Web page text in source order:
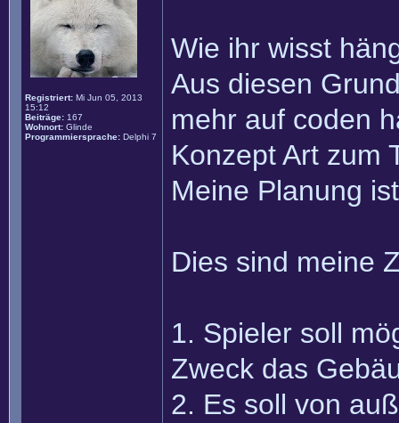
Registriert: Mi Jun 05, 2013
15:12
Beiträge: 167
Wohnort: Glinde
Programmiersprache: Delphi 7
Wie ihr wisst
Aus diesen
mehr auf coden
Konzept Art zum
Meine Planung
Dies sind meine
1. Spieler soll
Zweck das
2. Es soll von